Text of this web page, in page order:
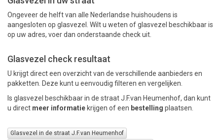
Ongeveer de helft van alle Nederlandse huishoudens is
aangesloten op glasvezel. Wilt u weten of glasvezel beschikbaar is
op uw adres, voer dan onderstaande check uit.
Glasvezel check resultaat
U krijgt direct een overzicht van de verschillende aanbieders en
pakketten. Deze kunt u eenvoudig filteren en vergelijken.
Is glasvezel beschikbaar in de straat J.F.van Heumenhof, dan kunt
u direct meer informatie krijgen of een bestelling plaatsen.
Glasvezel in de straat J.F.van Heumenhof